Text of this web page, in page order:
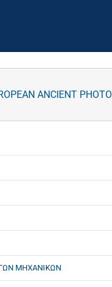
ANCIENT
ΜΗΧΑΝΙΚΩΝ